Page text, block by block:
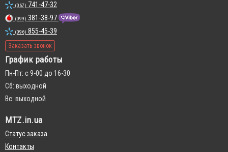
(067) 741-47-32
(099) 381-38-97
(096) 855-45-39
Заказать звонок
График работы
Пн-Пт: с 9-00 до 16-30
Сб: выходной
Вс: выходной
MTZ.in.ua
Статус заказа
Контакты